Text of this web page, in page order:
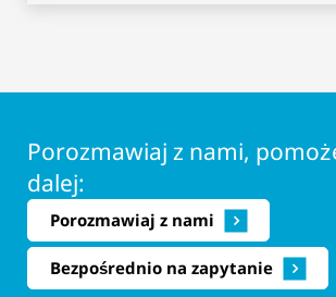
Porozmawiaj z nami,
dalej:
Porozmawiaj z nami
Bezpośrednio na zapytanie